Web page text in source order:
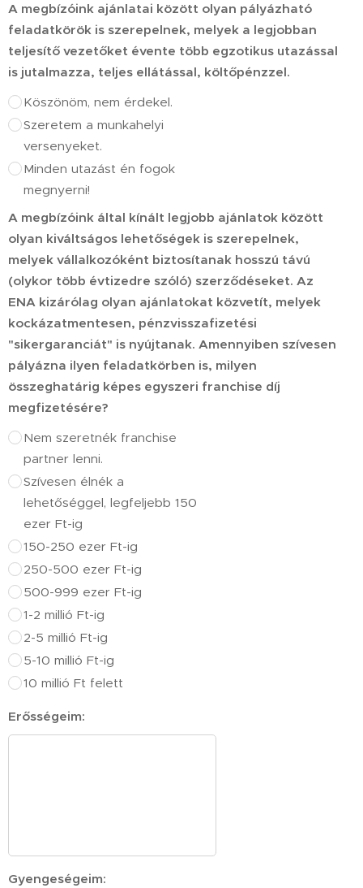
A megbízóink ajánlatai között olyan pályázható
feladatkörök is szerepelnek, melyek a legjobban
teljesítő vezetőket évente több egzotikus utazással
is jutalmazza, teljes ellátással, költőpénzzel.
Köszönöm, nem érdekel.
Szeretem a munkahelyi
versenyeket.
Minden utazást én fogok
megnyerni!
A megbízóink által kínált legjobb ajánlatok között
olyan kiváltságos lehetőségek is szerepelnek,
melyek vállalkozóként biztosítanak hosszú távú
(olykor több évtizedre szóló) szerződéseket. Az
ENA kizárólag olyan ajánlatokat közvetít, melyek
kockázatmentesen, pénzvisszafizetési
"sikergaranciát" is nyújtanak. Amennyiben szívesen
pályázna ilyen feladatkörben is, milyen
összeghatárig képes egyszeri franchise díj
megfizetésére?
Nem szeretnék franchise
partner lenni.
Szívesen élnék a
lehetőséggel, legfeljebb 150
ezer Ft-ig
150-250 ezer Ft-ig
250-500 ezer Ft-ig
500-999 ezer Ft-ig
1-2 millió Ft-ig
2-5 millió Ft-ig
5-10 millió Ft-ig
10 millió Ft felett
Erősségeim:
Gyengeségeim: